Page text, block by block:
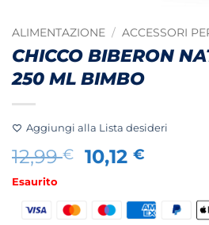
ALIMENTAZIONE / ACCESSORI
CHICCO BIBERON
250 ML BIMBO
Aggiungi alla Lista desideri
12,99€
Il
era:
10,12€
è:
Esaurito